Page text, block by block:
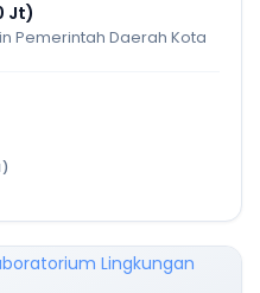
Jt)
Pemerintah Daerah Kota